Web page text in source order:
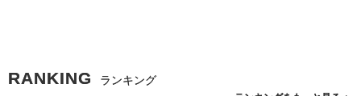
RANKING ランキング